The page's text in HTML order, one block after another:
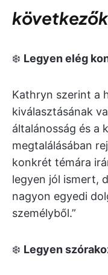
❄️ Legyen elég
Kathryn szerint a
kiválasztásának
általánosság és a
megtalálásában
konkrét témára
legyen jól ismert,
nagyon egyedi
személyből.”
❄️ Legyen